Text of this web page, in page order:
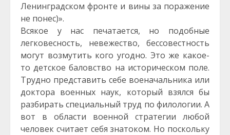
Ленинградском фронте и вины за поражение
не понес)».
Всякое у нас печатается, но подобные
легковесность, невежество, бессовестность
могут возмутить кого угодно. Это же какое-
то детское баловство на историческом поле.
Трудно представить себе военачальника или
доктора военных наук, который взялся бы
разбирать специальный труд по филологии. А
вот в области военной стратегии любой
человек считает себя знатоком. Но поскольку